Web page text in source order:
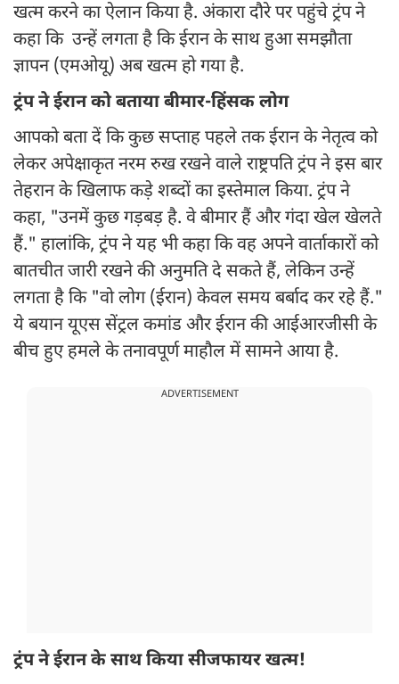
खत्म करने का ऐलान किया है. अंकारा दौरे पर पहुंचे ट्रंप ने
कहा कि उन्हें लगता है कि ईरान के साथ हुआ समझौता
ज्ञापन (एमओयू) अब खत्म हो गया है.
ट्रंप ने ईरान को बताया बीमार-हिंसक लोग
आपको बता दें कि कुछ सप्ताह पहले तक ईरान के नेतृत्व को
लेकर अपेक्षाकृत नरम रुख रखने वाले राष्ट्रपति ट्रंप ने इस बार
तेहरान के खिलाफ कड़े शब्दों का इस्तेमाल किया. ट्रंप ने
कहा, "उनमें कुछ गड़बड़ है. वे बीमार हैं और गंदा खेल खेलते
हैं." हालांकि, ट्रंप ने यह भी कहा कि वह अपने वार्ताकारों को
बातचीत जारी रखने की अनुमति दे सकते हैं, लेकिन उन्हें
लगता है कि "वो लोग (ईरान) केवल समय बर्बाद कर रहे हैं."
ये बयान यूएस सेंट्रल कमांड और ईरान की आईआरजीसी के
बीच हुए हमले के तनावपूर्ण माहौल में सामने आया है.
ADVERTISEMENT
ट्रंप ने ईरान के साथ किया सीजफायर खत्म!